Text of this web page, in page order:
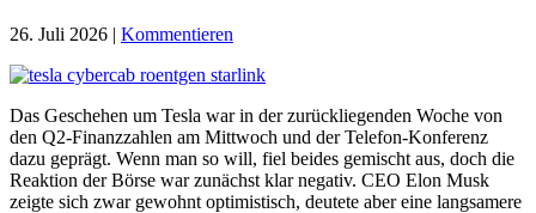
26. Juli 2026 | Kommentieren
Das Geschehen um Tesla war in der zurückliegenden Woche von
den Q2-Finanzzahlen am Mittwoch und der Telefon-Konferenz
dazu geprägt. Wenn man so will, fiel beides gemischt aus, doch die
Reaktion der Börse war zunächst klar negativ. CEO Elon Musk
zeigte sich zwar gewohnt optimistisch, deutete aber eine langsamere